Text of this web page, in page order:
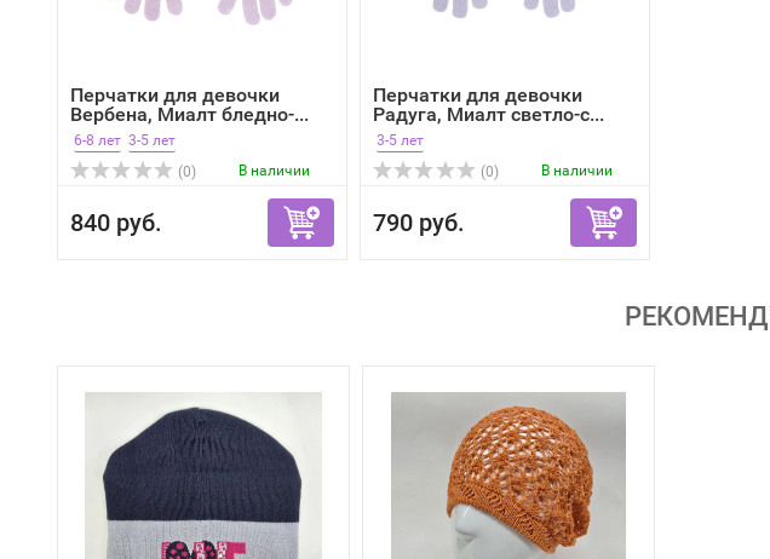
Перчатки для девочки
Вербена, Миалт бледно-...
6-8 лет 3-5 лет
(0)
В наличии
840 руб.
Перчатки для девочки
Радуга, Миалт светло-с...
3-5 лет
(0)
В наличии
790 руб.